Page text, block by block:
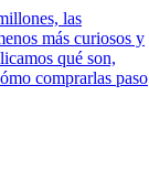
las
más curiosos y
qué son,
comprarlas paso